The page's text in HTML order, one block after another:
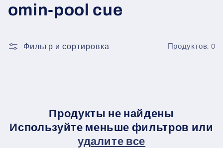
К
л
ц
omin-pool cue
Фильтр и сортировка Продуктов: 0
Продукты не найдены
Используйте меньше фильтров или
удалите все